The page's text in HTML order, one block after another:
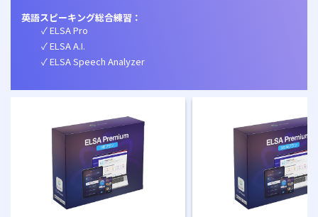
英語スピーキング総合練習：
ELSA Pro
ELSA A.I.
ELSA Speech Analyzer